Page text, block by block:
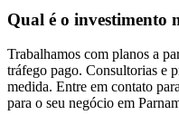
Qual é o investimento
Trabalhamos com planos a
tráfego pago. Consultorias e
medida. Entre em contato
para o seu negócio em